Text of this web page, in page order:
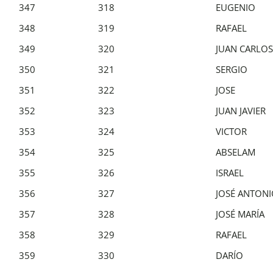
347
318
EUGENIO
348
319
RAFAEL
349
320
JUAN CARLOS
350
321
SERGIO
351
322
JOSE
352
323
JUAN JAVIER
353
324
VICTOR
354
325
ABSELAM
355
326
ISRAEL
356
327
JOSÉ
357
328
JOSÉ MARÍA
358
329
RAFAEL
359
330
DARÍO